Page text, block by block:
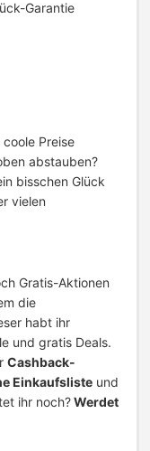
Garantie
Preise
abstauben?
bisschen Glück
vielen
Gratis-Aktionen
die
habt ihr
und gratis Deals.
Cashback-
Einkaufsliste und
ihr noch?Werdet